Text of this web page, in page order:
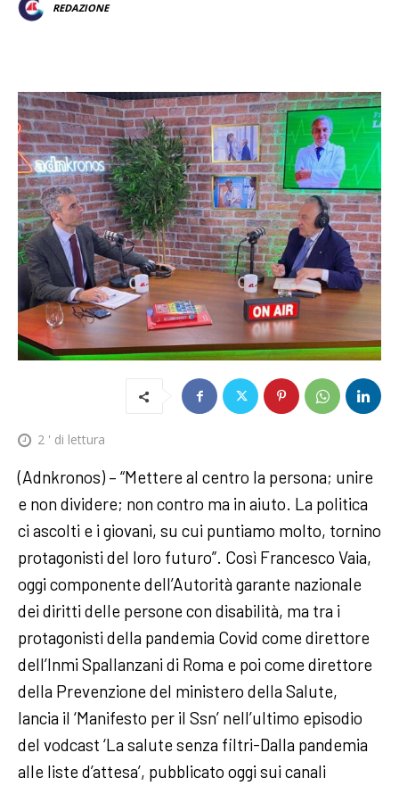
REDAZIONE
2 ' di lettura
(Adnkronos) – “Mettere al centro la persona; unire
e non dividere; non contro ma in aiuto. La politica
ci ascolti e i giovani, su cui puntiamo molto, tornino
protagonisti del loro futuro”. Così Francesco Vaia,
oggi componente dell’Autorità garante nazionale
dei diritti delle persone con disabilità, ma tra i
protagonisti della pandemia Covid come direttore
dell’Inmi Spallanzani di Roma e poi come direttore
della Prevenzione del ministero della Salute,
lancia il ‘Manifesto per il Ssn’ nell’ultimo episodio
del vodcast ‘La salute senza filtri-Dalla pandemia
alle liste d’attesa’, pubblicato oggi sui canali